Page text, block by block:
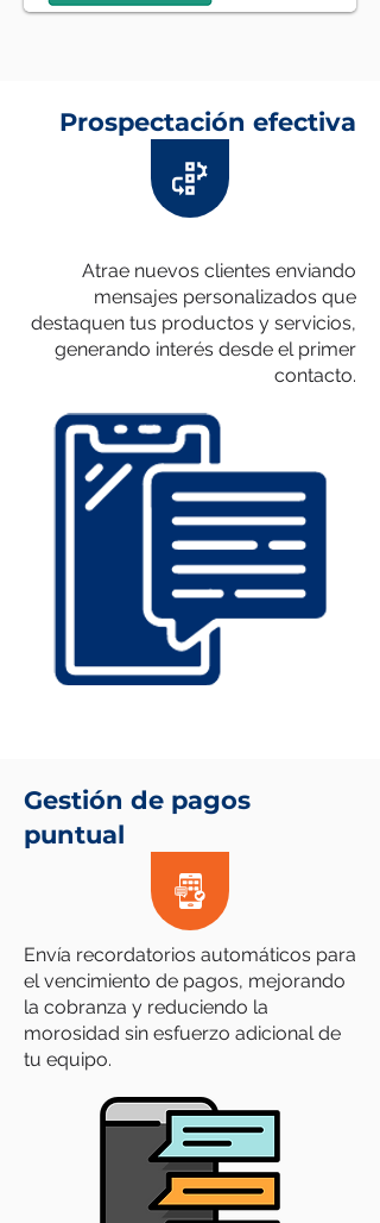
Prospectación efectiva
Atrae nuevos clientes enviando
mensajes personalizados que
destaquen tus productos y servicios,
generando interés desde el primer
contacto.
Gestión de pagos
puntual
Envía recordatorios automáticos para
el vencimiento de pagos, mejorando
la cobranza y reduciendo la
morosidad sin esfuerzo adicional de
tu equipo.